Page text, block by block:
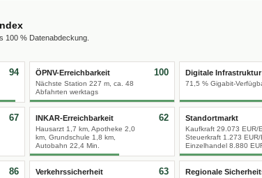
100 % Datenabdeckung.
94 ÖPNV-Erreichbarkeit
Nächste Station 227 m, ca. 48
Abfahrten werktags
100 Digitale Infrastruktur
71,5 % Gigabit-
67 INKAR-Erreichbarkeit
Hausarzt 1,7 km, Apotheke 2,0
km, Grundschule 1,8 km,
Autobahn 22,4 Min.
62 Standortmarkt
Kaufkraft 29.073 EUR/
Steuerkraft 1.273 EUR/
Einzelhandel 8.880
86 Verkehrssicherheit 63 Regionale